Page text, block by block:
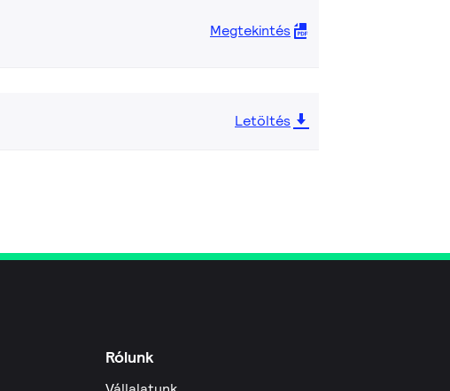
Megtekintés
Letöltés
Rólunk